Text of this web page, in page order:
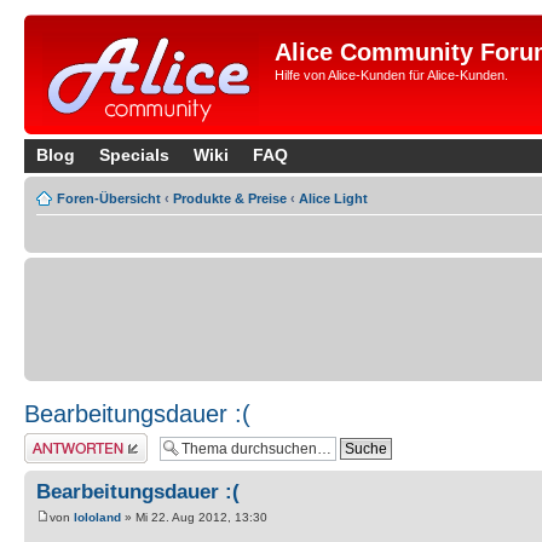
Alice Community
Hilfe von Alice-Kunden für Alice-Kunden.
Blog Specials Wiki FAQ
Foren-Übersicht ‹ Produkte & Preise ‹ Alice Light
Bearbeitungsdauer :(
Antwort erstellen
Bearbeitungsdauer :(
von lololand » Mi 22. Aug 2012, 13:30